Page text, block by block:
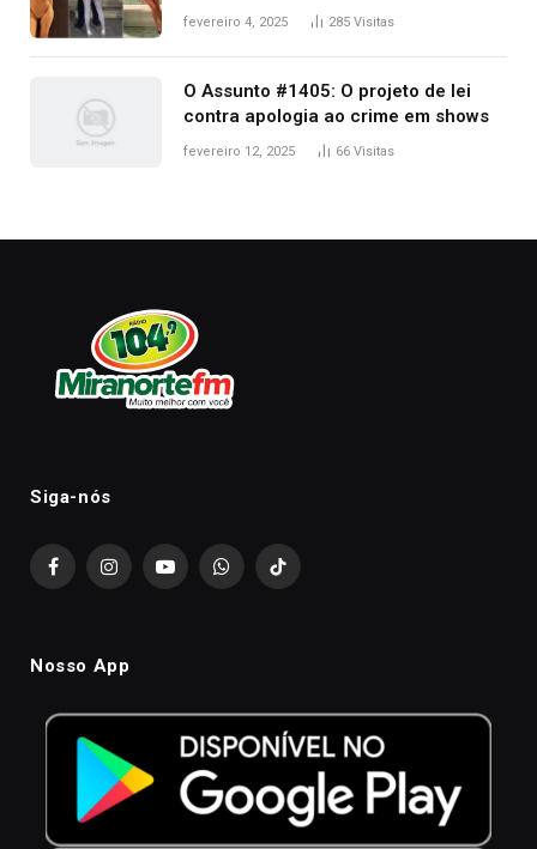
West que apareceu nua no Grammy
fevereiro 4, 2025 285 Visitas
O Assunto #1405: O projeto de lei
contra apologia ao crime em shows
fevereiro 12, 2025 66 Visitas
Siga-nós
FacebookInstagramYouTubeWhatsAppTikTok
Nosso App